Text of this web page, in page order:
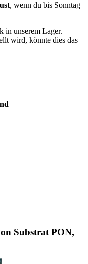
, wenn du bis Sonntag
in unserem Lager.
wird, könnte dies das
Substrat PON,